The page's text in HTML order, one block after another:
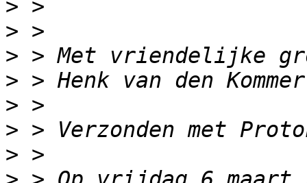
>
>
>
>
>
>
>